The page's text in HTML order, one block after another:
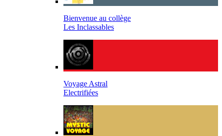
Bienvenue au collège
Les Inclassables
Voyage Astral
Electrifiées